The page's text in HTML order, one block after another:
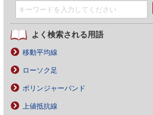
よく検索される用語
移動平均線
ローソク足
ボリンジャーバンド
上値抵抗線